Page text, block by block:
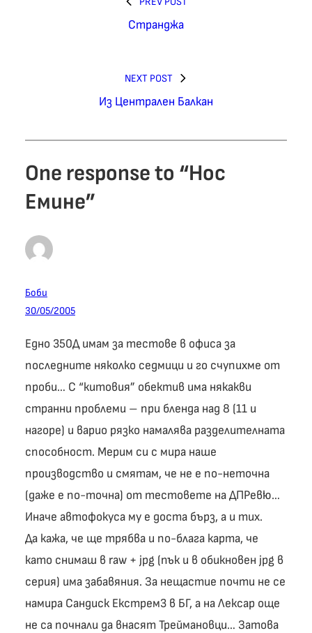
Странджа
NEXT POST
Из Централен Балкан
One response to “Нос
Емине”
Боби
30/05/2005
Едно 350Д имам за тестове в офиса за
последните няколко седмици и го счупихме от
проби… С “китовия” обектив има някакви
странни проблеми – при бленда над 8 (11 и
нагоре) и варио рязко намалява разделителната
способност. Мерим си с мира наше
производство и смятам, че не е по-неточна
(даже е по-точна) от тестовете на ДПРевю…
Иначе автофокуса му е доста бърз, а и тих.
Да кажа, че ще трябва и по-блага карта, че
като снимаш в raw + jpg (пък и в обикновен jpg в
серия) има забавяния. За нещастие почти не се
намира Сандиск Екстрем3 в БГ, а на Лексар още
не са почнали да внасят Треймановци… Затова